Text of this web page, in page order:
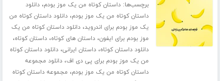
برچسب‌ها:داستان کوتاه من یک موز بودم،دانلود
داستان کوتاه من یک موز بودم،دانلود داستان کوتاه من
یک موز بودم برای اندروید،دانلود داستان کوتاه من یک
موز بودم برای ایفون،داستان های کوتاه،داستان کوتاه،
دانلود داستان کوتاه،داستان ایرانی،دانلود داستان کوتاه
من یک موز بودم برای پی دی اف،دانلود مجموعه
داستان کوتاه من یک موز بودم، مجموعه داستان کوتاه